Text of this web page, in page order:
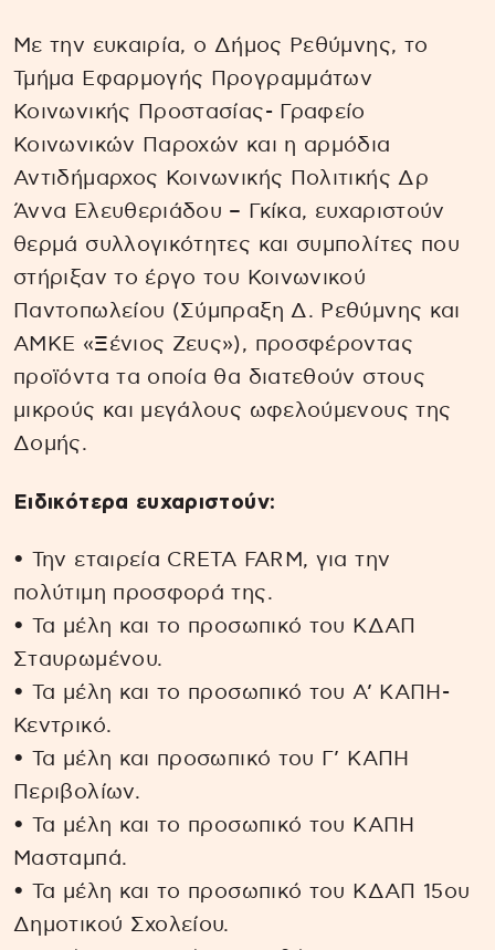
Με την ευκαιρία, ο Δήμος Ρεθύμνης, το
Τμήμα Εφαρμογής Προγραμμάτων
Κοινωνικής Προστασίας- Γραφείο
Κοινωνικών Παροχών και η αρμόδια
Αντιδήμαρχος Κοινωνικής Πολιτικής Δρ
Άννα Ελευθεριάδου – Γκίκα, ευχαριστούν
θερμά συλλογικότητες και συμπολίτες που
στήριξαν το έργο του Κοινωνικού
Παντοπωλείου (Σύμπραξη Δ. Ρεθύμνης και
ΑΜΚΕ «Ξένιος Ζευς»), προσφέροντας
προϊόντα τα οποία θα διατεθούν στους
μικρούς και μεγάλους ωφελούμενους της
Δομής.
Ειδικότερα ευχαριστούν:
• Την εταιρεία CRETA FARM, για την
πολύτιμη προσφορά της.
• Τα μέλη και το προσωπικό του ΚΔΑΠ
Σταυρωμένου.
• Τα μέλη και το προσωπικό του Α’ ΚΑΠΗ-
Κεντρικό.
• Τα μέλη και προσωπικό του Γ’ ΚΑΠΗ
Περιβολίων.
• Τα μέλη και το προσωπικό του ΚΑΠΗ
Μασταμπά.
• Τα μέλη και το προσωπικό του ΚΔΑΠ 15ου
Δημοτικού Σχολείου.